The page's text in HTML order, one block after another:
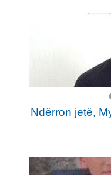
Ndërron jetë,